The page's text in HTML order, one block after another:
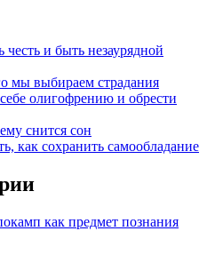
и быть незаурядной
мы выбираем страдания
олигофрению и обрести
снится сон
как сохранить самообладание
как предмет познания